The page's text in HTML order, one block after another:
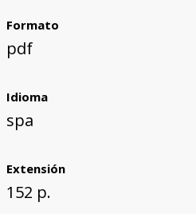
Formato
pdf
Idioma
spa
Extensión
152 p.